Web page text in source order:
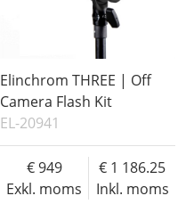
Elinchrom THREE | Off
Camera Flash Kit
EL-20941
Exkl. moms
949
Inkl. moms
1 186.25